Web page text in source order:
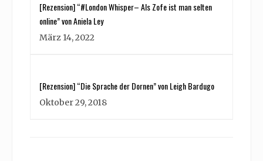
[Rezension] “#London Whisper– Als Zofe ist man selten
online” von Aniela Ley
März 14, 2022
[Rezension] “Die Sprache der Dornen” von Leigh Bardugo
Oktober 29, 2018